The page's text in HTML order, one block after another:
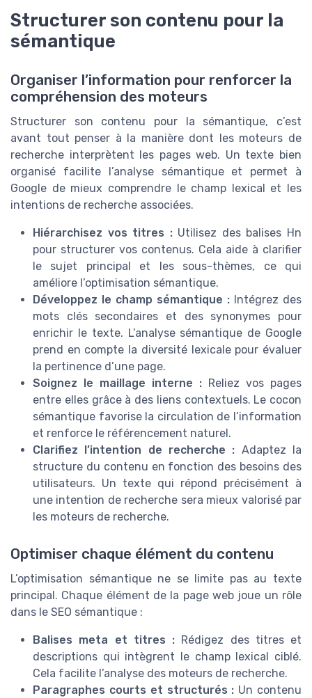
Structurer son contenu pour la
sémantique
Organiser l’information pour renforcer la
compréhension des moteurs
Structurer son contenu pour la sémantique, c’est
avant tout penser à la manière dont les moteurs de
recherche interprètent les pages web. Un texte bien
organisé facilite l’analyse sémantique et permet à
Google de mieux comprendre le champ lexical et les
intentions de recherche associées.
Hiérarchisez vos titres :Utilisez des balises Hn
pour structurer vos contenus. Cela aide à clarifier
le sujet principal et les sous-thèmes, ce qui
améliore l’optimisation sémantique.
Développez le champ sémantique : Intégrez des
mots clés secondaires et des synonymes pour
enrichir le texte. L’analyse sémantique de Google
prend en compte la diversité lexicale pour évaluer
la pertinence d’une page.
Soignez le maillage interne : Reliez vos pages
entre elles grâce à des liens contextuels. Le cocon
sémantique favorise la circulation de l’information
et renforce le référencement naturel.
Clarifiez l’intention de recherche : Adaptez la
structure du contenu en fonction des besoins des
utilisateurs. Un texte qui répond précisément à
une intention de recherche sera mieux valorisé par
les moteurs de recherche.
Optimiser chaque élément du contenu
L’optimisation sémantique ne se limite pas au texte
principal. Chaque élément de la page web joue un rôle
dans le SEO sémantique :
Balises meta et titres : Rédigez des titres et
descriptions qui intègrent le champ lexical ciblé.
Cela facilite l’analyse des moteurs de recherche.
Paragraphes courts et structurés : Un contenu